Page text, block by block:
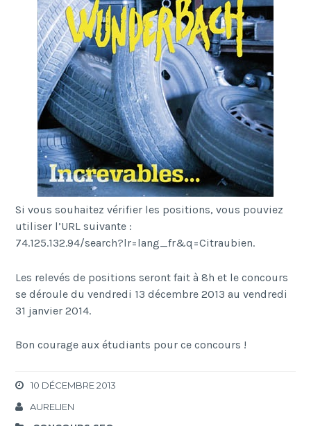
Si vous souhaitez vérifier les positions, vous pouviez
utiliser l’URL suivante :
74.125.132.94/search?lr=lang_fr&q=Citraubien.
Les relevés de positions seront fait à 8h et le concours
se déroule du vendredi 13 décembre 2013 au vendredi
31 janvier 2014.
Bon courage aux étudiants pour ce concours !
10 DÉCEMBRE 2013
AURELIEN